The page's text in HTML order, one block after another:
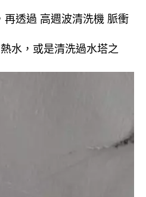
透過 高週波清洗機 脈衝
水，或是清洗過水塔之